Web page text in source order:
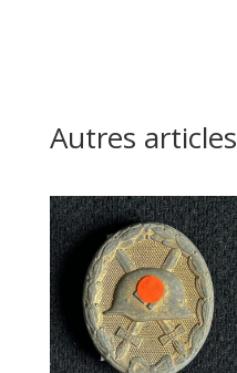
Autres articles